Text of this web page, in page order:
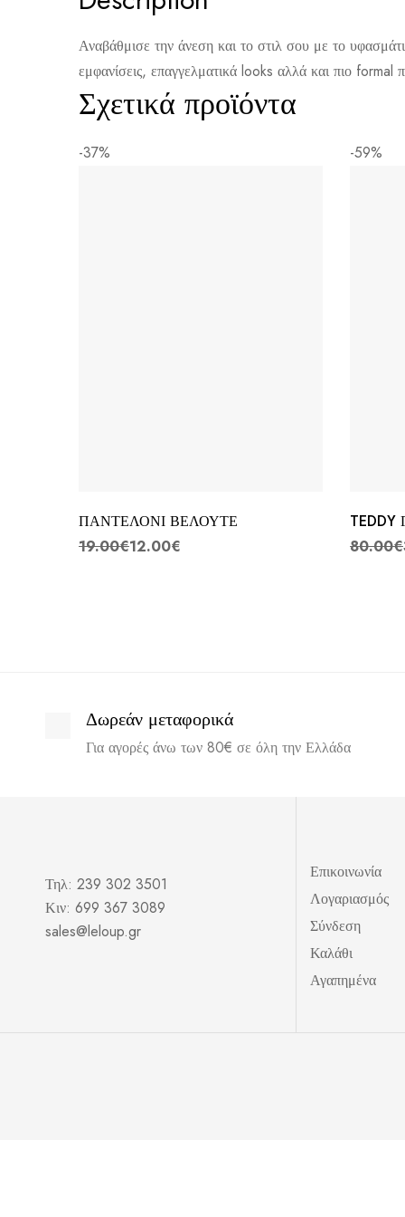
Αναβάθμισε την άνεση και το στιλ σου με το
εμφανίσεις, επαγγελματικά looks αλλά και πιο
Αποστολή σε πόλη: 2,50€
Αποστολή σε επαρχία: 3,90€
Αντικαταβολή: 2,50€
Σχετικά προϊόντα
-37%
ΠΑΝΤΕΛΟΝΙ ΒΕΛΟΥΤΕ
19.00€12.00€
-59%
80.00€
Δωρεάν μεταφορικά
Για αγορές άνω των 80€ σε όλη την Ελλάδα
Τηλ: 239 302 3501
Κιν: 699 367 3089
sales@leloup.gr
Επικοινωνία
Λογαριασμός
Σύνδεση
Καλάθι
Αγαπημένα